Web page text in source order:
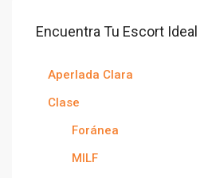
Encuentra Tu Escort Ideal
Aperlada Clara
Clase
Foránea
MILF